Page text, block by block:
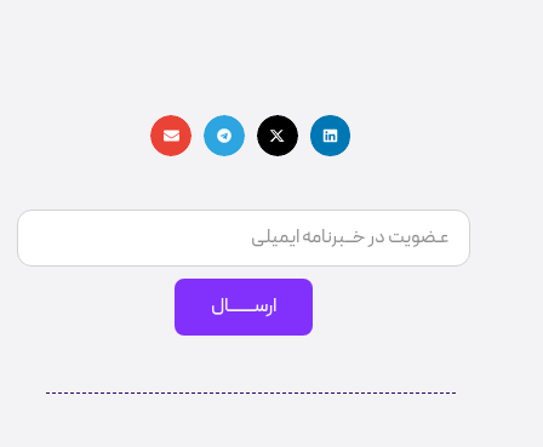
ارســـــــال